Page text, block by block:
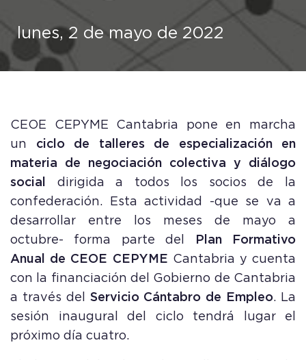
lunes, 2 de mayo de 2022
CEOE CEPYME Cantabria pone en marcha
un ciclo de talleres de especialización en
materia de negociación colectiva y diálogo
social
dirigida a todos los socios de la
confederación. Esta actividad -que se va a
desarrollar entre los meses de mayo a
octubre- forma parte del
Plan Formativo
Anual de CEOE CEPYME Cantabria y cuenta
con la financiación del Gobierno de Cantabria
a través del Servicio Cántabro de Empleo. La
sesión inaugural del ciclo tendrá lugar el
próximo día cuatro.